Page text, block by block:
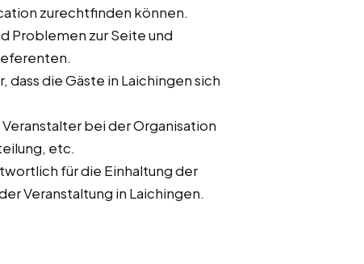
zurechtfinden können.
Problemen zur Seite und
die Gäste in Laichingen sich
bei der Organisation
etc.
für die Einhaltung der
Veranstaltung in Laichingen.